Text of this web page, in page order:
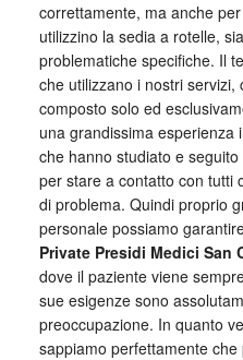
correttamente, ma anche
utilizzino la sedia a rotelle,
problematiche specifiche. Il
che utilizzano i nostri
composto solo ed
una grandissima esperienza
che hanno studiato e
per stare a contatto con tutti
di problema. Quindi proprio
personale possiamo
Private Presidi Medici San
dove il paziente viene
sue esigenze sono
preoccupazione. In quanto
sappiamo perfettamente